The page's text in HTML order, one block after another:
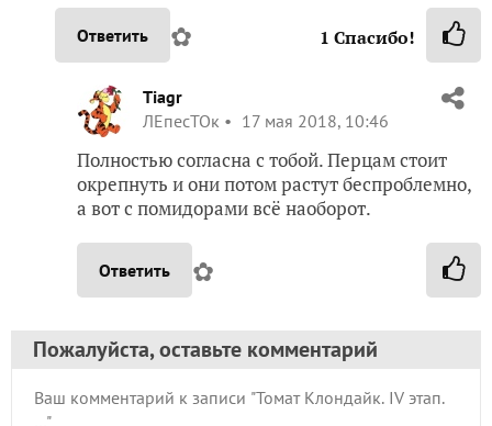
Ответить ✿ 1 Спасибо!
Tiagr
ЛЕпесТОк
17 мая 2018, 10:46
Полностью согласна с тобой. Перцам стоит
окрепнуть и они потом растут беспроблемно,
а вот с помидорами всё наоборот.
Ответить ✿
Пожалуйста, оставьте комментарий